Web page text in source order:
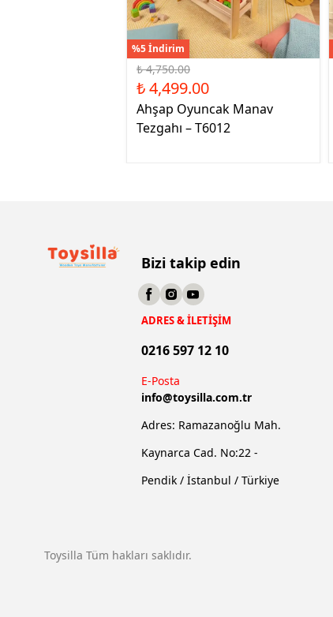
%5 İndirim
₺ 4,750.00
₺ 4,499.00
Ahşap Oyuncak Manav
Tezgahı – T6012
Bizi takip edin
ADRES & İLETİŞİM
0216 597 12 10
E-Posta
info@toysilla.com.tr
Adres: Ramazanoğlu Mah.
Kaynarca Cad. No:22 -
Pendik / İstanbul / Türkiye
Toysilla Tüm hakları saklıdır.